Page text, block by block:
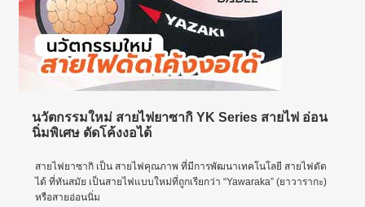
นวัตกรรมใหม่ สายไฟยาซากิ YK Series สายไฟ อ่อน
นิ่มพิเศษ ดัดโค้งงอได้
สายไฟยาซากิ เป็น สายไฟคุณภาพ ที่มีการพัฒนาเทคโนโลยี สายไฟดัด
ได้ ที่ทันสมัย เป็นสายไฟแบบใหม่ที่ถูกเรียกว่า “Yawaraka” (ยาวารากะ)
หรือสายอ่อนนิ่ม